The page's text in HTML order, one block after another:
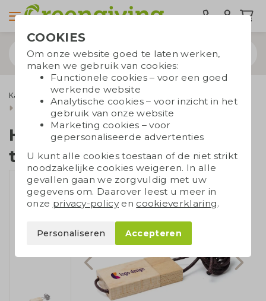
Kantoorartikelen USB-sticks
Eco USB sticks
Houten USB-stick met touwtje
Houten USB-stick met
touwtje
COOKIES
Om onze website goed te laten werken,
maken we gebruik van cookies:
Functionele cookies – voor een goed
werkende website
Analytische cookies – voor inzicht in het
gebruik van onze website
Marketing cookies – voor
gepersonaliseerde advertenties
U kunt alle cookies toestaan of de niet strikt
noodzakelijke cookies weigeren. In alle
gevallen gaan we zorgvuldig met uw
gegevens om. Daarover leest u meer in
onze privacy-policyen cookieverklaring.
Personaliseren Accepteren